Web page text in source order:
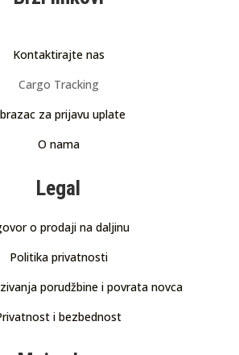
Kontaktirajte nas
Cargo Tracking
za prijavu uplate
O nama
Legal
o prodaji na daljinu
Politika privatnosti
porudžbine i povrata novca
i bezbednost